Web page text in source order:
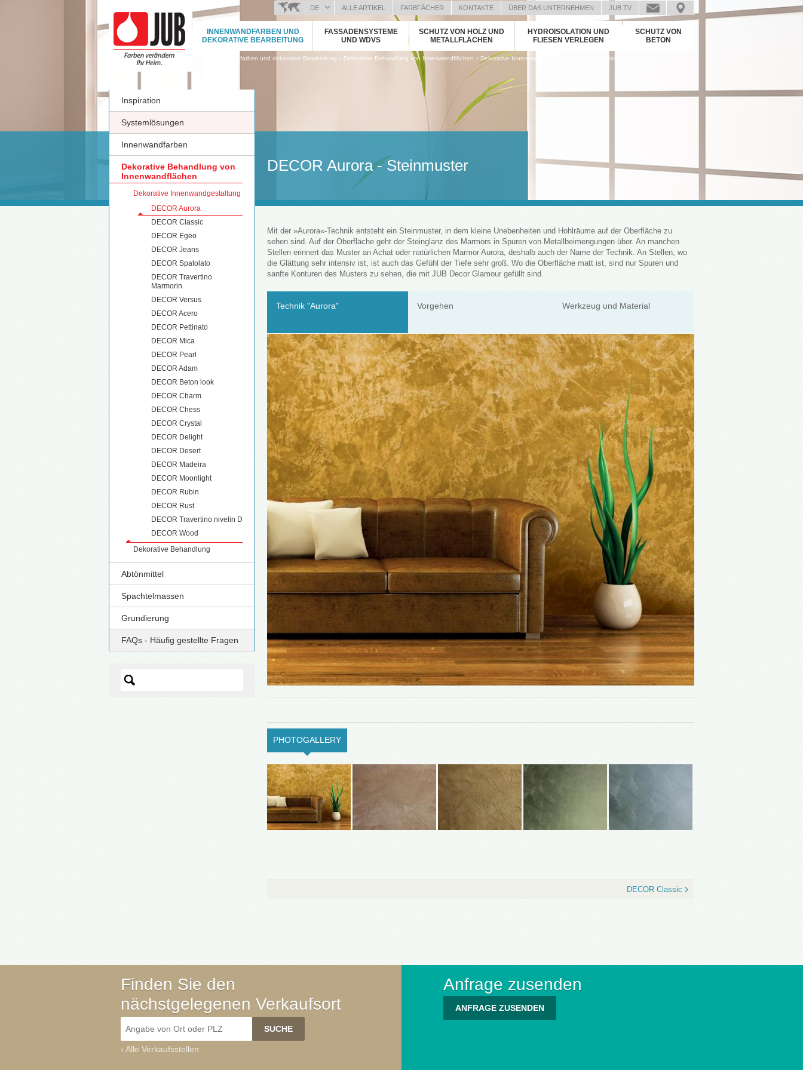
ALLE ARTIKEL FARBFÄCHER KONTAKTE ÜBER DAS UNTERNEHMEN
JUB TV
BOSANSKI (BOSNIAN)
HRVATSKI (CROATIAN)
ČEŠTINA (CZECH)
DE
РУССКИЙ (RUSSIAN)
SLOVENČINA (SLOVAK)
INNENWANDFARBEN UND
DEKORATIVE BEARBEITUNG
FASSADENSYSTEME
UND WDVS
SCHUTZ VON HOLZ UND
METALLFLÄCHEN
HYDROISOLATION UND
FLIESEN VERLEGEN
SCHUTZ VON
BETON
Innenwandfarben und dekorative Bearbeitung › Dekorative Behandlung von Innenwandflächen › Dekorative Innenwandgestaltung DECOR Aurora - Steinmuster
Inspiration
Systemlösungen
Innenwandfarben
Dekorative Behandlung von
Innenwandflächen
Dekorative Innenwandgestaltung
DECOR Aurora
DECOR Classic
DECOR Egeo
DECOR Jeans
DECOR Spatolato
DECOR Travertino
Marmorin
DECOR Versus
DECOR Acero
DECOR Pettinato
DECOR Mica
DECOR Pearl
DECOR Adam
DECOR Beton look
DECOR Charm
DECOR Chess
DECOR Crystal
DECOR Delight
DECOR Desert
DECOR Madeira
DECOR Moonlight
DECOR Rubin
DECOR Rust
DECOR Travertino nivelin D
DECOR Wood
Dekorative Behandlung
Abtönmittel
Spachtelmassen
Grundierung
FAQs - Häufig gestellte Fragen
DECOR Aurora - Steinmuster
Mit der »Aurora«-Technik entsteht ein Steinmuster, in dem kleine Unebenheiten und Hohlräume auf der Oberfläche zu
sehen sind. Auf der Oberfläche geht der Steinglanz des Marmors in Spuren von Metallbeimengungen über. An manchen
Stellen erinnert das Muster an Achat oder natürlichen Marmor Aurora, deshalb auch der Name der Technik. An Stellen, wo
die Glättung sehr intensiv ist, ist auch das Gefühl der Tiefe sehr groß. Wo die Oberfläche matt ist, sind nur Spuren und
sanfte Konturen des Musters zu sehen, die mit JUB Decor Glamour gefüllt sind.
Technik "Aurora" Vorgehen Werkzeug und Material
PHOTOGALLERY
DECOR Classic
Finden Sie den
nächstgelegenen Verkaufsort
› Alle Verkaufsstellen
Anfrage zusenden
ANFRAGE ZUSENDEN